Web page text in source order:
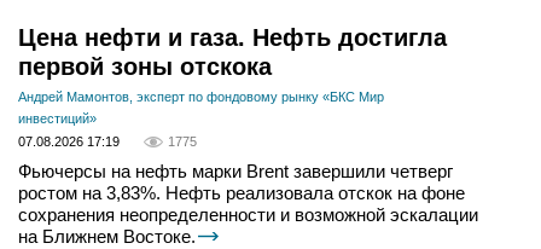
Цена нефти и газа. Нефть достигла
первой зоны отскока
Андрей Мамонтов, эксперт по фондовому рынку «БКС Мир
инвестиций»
07.08.2026 17:19
1775
Фьючерсы на нефть марки Brent завершили четверг
ростом на 3,83%. Нефть реализовала отскок на фоне
сохранения неопределенности и возможной эскалации
на Ближнем Востоке.